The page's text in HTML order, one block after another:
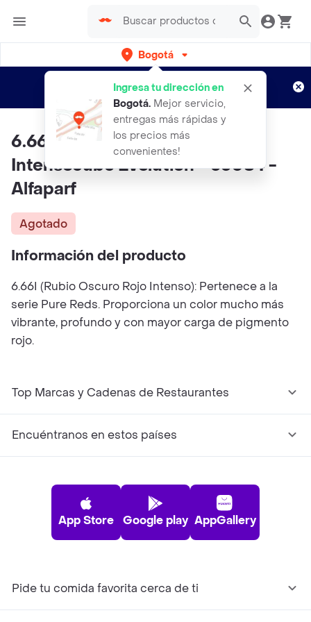
Bogotá
Ingresa tu dirección en
Bogotá. Mejor servicio,
entregas más rápidas y
los precios más
convenientes!
envíos gratis por semanas
Aplican TyC
6.66i Rubio Oscuro Rojo
Intensocube Evolution - 53084 -
Alfaparf
Agotado
Información del producto
6.66I (Rubio Oscuro Rojo Intenso): Pertenece a la
serie Pure Reds. Proporciona un color mucho más
vibrante, profundo y con mayor carga de pigmento
rojo.
Top Marcas y Cadenas de Restaurantes
Encuéntranos en estos países
App Store Google play AppGallery
Pide tu comida favorita cerca de ti